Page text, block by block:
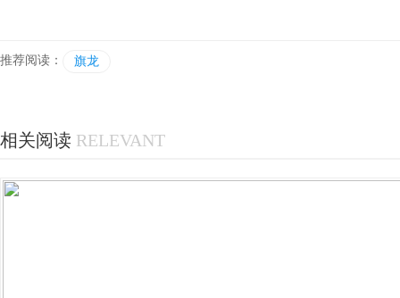
推荐阅读： 旗龙
相关阅读 RELEVANT